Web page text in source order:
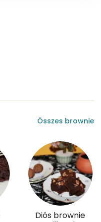
0
204 micro
Összes brownie
Diós brownie